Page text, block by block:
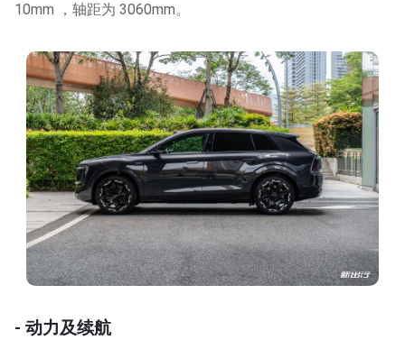
10mm ，轴距为 3060mm。
- 动力及续航